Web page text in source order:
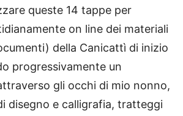
queste 14 tappe per
on line dei materiali
della Canicattì di inizio
progressivamente un
gli occhi di mio nonno,
disegno e calligrafia, tratteggi